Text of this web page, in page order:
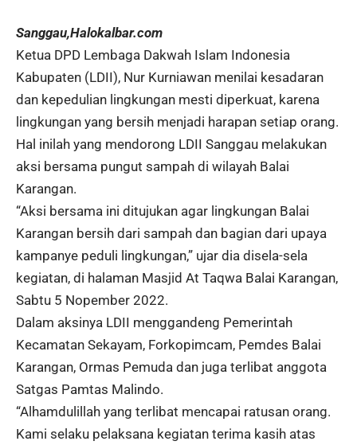
Sanggau,Halokalbar.com
Ketua DPD Lembaga Dakwah Islam Indonesia
Kabupaten (LDII), Nur Kurniawan menilai kesadaran
dan kepedulian lingkungan mesti diperkuat, karena
lingkungan yang bersih menjadi harapan setiap orang.
Hal inilah yang mendorong LDII Sanggau melakukan
aksi bersama pungut sampah di wilayah Balai
Karangan.
“Aksi bersama ini ditujukan agar lingkungan Balai
Karangan bersih dari sampah dan bagian dari upaya
kampanye peduli lingkungan,” ujar dia disela-sela
kegiatan, di halaman Masjid At Taqwa Balai Karangan,
Sabtu 5 Nopember 2022.
Dalam aksinya LDII menggandeng Pemerintah
Kecamatan Sekayam, Forkopimcam, Pemdes Balai
Karangan, Ormas Pemuda dan juga terlibat anggota
Satgas Pamtas Malindo.
“Alhamdulillah yang terlibat mencapai ratusan orang.
Kami selaku pelaksana kegiatan terima kasih atas